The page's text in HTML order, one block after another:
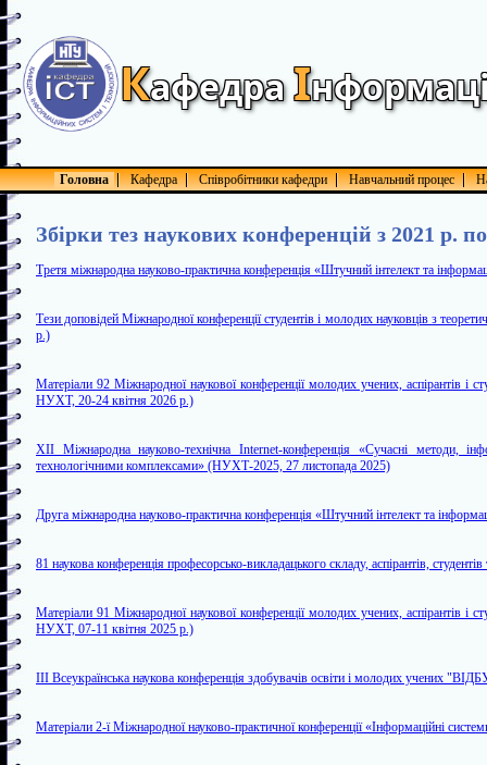
КафедраІ
Головна Кафедра Співробітники кафедри Навчальний процес
Збірки тез наукових конференцій з 2021 р.
Третя міжнародна науково-практична конференція «Штучний інтелект та
Тези доповідей Міжнародної конференції студентів і молодих науковців з
р.)
Матеріали 92 Міжнародної наукової конференції молодих учених, аспірантів
НУХТ, 20-24 квітня 2026 р.)
XII Міжнародна науково-технічна Internet-конференція «Сучасні методи,
технологічними комплексами» (НУХТ-2025, 27 листопада 2025)
Друга міжнародна науково-практична конференція «Штучний інтелект та
81 наукова конференція професорсько-викладацького складу, аспірантів,
Матеріали 91 Міжнародної наукової конференції молодих учених, аспірантів
НУХТ, 07-11 квітня 2025 р.)
ІІІ Всеукраїнська наукова конференція здобувачів освіти і молодих
Матеріали 2-ї Міжнародної науково-практичної конференції «Інформаційні